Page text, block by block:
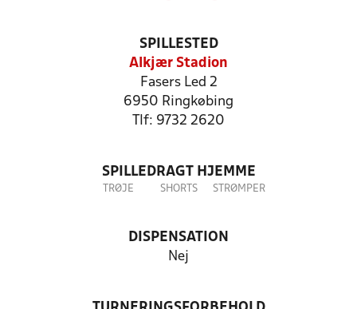
SPILLESTED
Alkjær Stadion
Fasers Led 2
6950 Ringkøbing
Tlf: 9732 2620
SPILLEDRAGT HJEMME
TRØJE SHORTS STRØMPER
DISPENSATION
Nej